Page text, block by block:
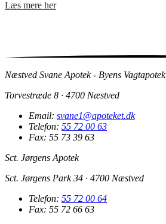
Læs mere her
Næstved Svane Apotek - Byens Vagtapotek
Torvestræde 8 · 4700 Næstved
Email: svane1@apoteket.dk
Telefon: 55 72 00 63
Fax: 55 73 39 63
Sct. Jørgens Apotek
Sct. Jørgens Park 34 · 4700 Næstved
Telefon: 55 72 00 64
Fax: 55 72 66 63